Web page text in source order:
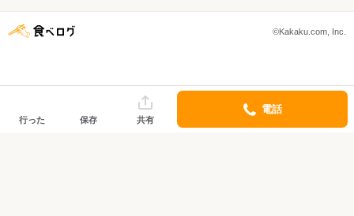
©Kakaku.com, Inc.
行った 保存 共有
電話